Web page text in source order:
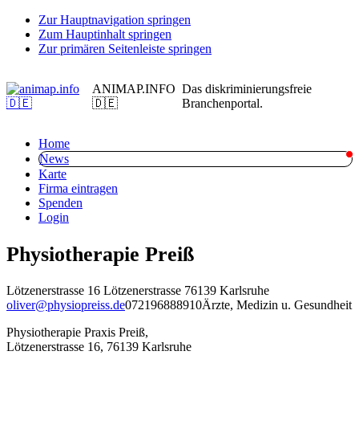
Zur Hauptnavigation springen
Zum Hauptinhalt springen
Zur primären Seitenleiste springen
ANIMAP.INFO
🇩🇪
Das diskriminierungsfreie
Branchenportal.
Home
News
Karte
Firma eintragen
Spenden
Login
Physiotherapie Preiß
Lötzenerstrasse 16 Lötzenerstrasse 76139 Karlsruhe
oliver@physiopreiss.de072196888910Ärzte, Medizin u. Gesundheit
Physiotherapie Praxis Preiß,
Lötzenerstrasse 16, 76139 Karlsruhe